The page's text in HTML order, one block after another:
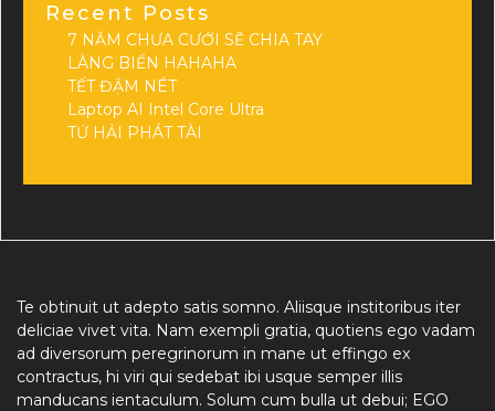
Recent Posts
7 NĂM CHƯA CƯỚI SẼ CHIA TAY
LÀNG BIỂN HAHAHA
TẾT ĐẬM NÉT
Laptop AI Intel Core Ultra
TỨ HẢI PHÁT TÀI
Te obtinuit ut adepto satis somno. Aliisque institoribus iter
deliciae vivet vita. Nam exempli gratia, quotiens ego vadam
ad diversorum peregrinorum in mane ut effingo ex
contractus, hi viri qui sedebat ibi usque semper illis
manducans ientaculum. Solum cum bulla ut debui; EGO